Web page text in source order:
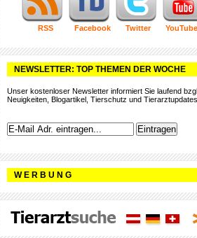
RSS Facebook Twitter YouTube
NEWSLETTER: TOP THEMEN DER WOCHE
Unser kostenloser Newsletter informiert Sie laufend
Neuigkeiten, Blogartikel, Tierschutz und
W E R B U N G